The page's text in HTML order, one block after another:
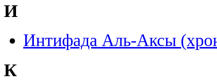
И
Интифада Аль-Аксы
К